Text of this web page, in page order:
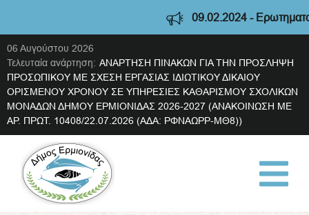
09.02.2024 -
06 Αυγούστου 2026
Τελευταία ανάρτηση: ΑΝΑΡΤΗΣΗ ΠΙΝΑΚΩΝ ΓΙΑ ΤΗΝ ΠΡΟΣΛΗΨΗ
ΠΡΟΣΩΠΙΚΟΥ ΜΕ ΣΧΕΣΗ ΕΡΓΑΣΙΑΣ ΙΔΙΩΤΙΚΟΥ ΔΙΚΑΙΟΥ
ΟΡΙΣΜΕΝΟΥ ΧΡΟΝΟΥ ΣΕ ΥΠΗΡΕΣΙΕΣ ΚΑΘΑΡΙΣΜΟΥ ΣΧΟΛΙΚΩΝ
ΜΟΝΑΔΩΝ ΔΗΜΟΥ ΕΡΜΙΟΝΙΔΑΣ 2026-2027 (ΑΝΑΚΟΙΝΩΣΗ ΜΕ
ΑΡ. ΠΡΩΤ. 10408/22.07.2026 (ΑΔΑ: ΡΦΝΑΩΡΡ-ΜΘ8))